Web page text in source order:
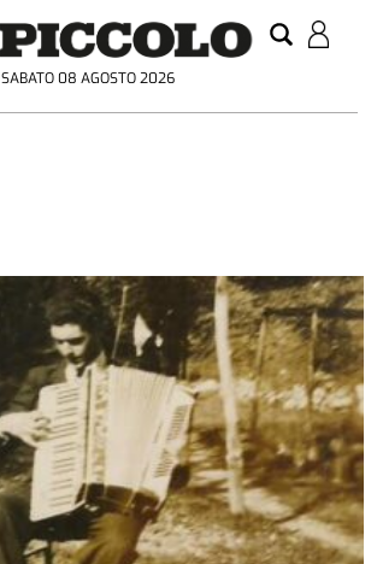
SABATO 08 AGOSTO 2026